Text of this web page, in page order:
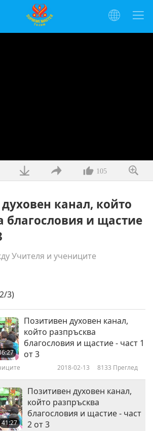
105
канал, който
благословия и щастие
Учителя и учениците
3)
Позитивен духовен канал,
който разпръсква
благословия и щастие - част 1
от 3
2018-02-13 8133 Преглед
41:27
Позитивен духовен канал,
който разпръсква
благословия и щастие - част
2 от 3